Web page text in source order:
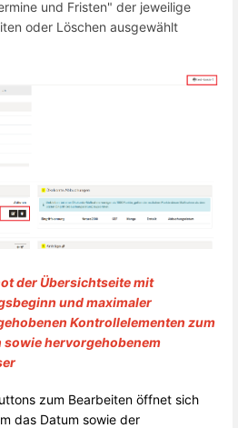
und Fristen" der jeweilige
oder Löschen ausgewählt
der Übersichtseite mit
und maximaler
Kontrollelementen zum
sowie hervorgehobenem
zum Bearbeiten öffnet sich
das Datum sowie der